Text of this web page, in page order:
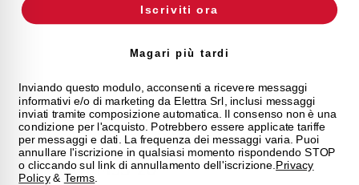
PV-QFM3S-20
Iscriviti ora
Magari più tardi
Inviando questo modulo, acconsenti a ricevere messaggi
informativi e/o di marketing da Elettra Srl, inclusi messaggi
inviati tramite composizione automatica. Il consenso non è una
condizione per l'acquisto. Potrebbero essere applicate tariffe
per messaggi e dati. La frequenza dei messaggi varia. Puoi
annullare l'iscrizione in qualsiasi momento rispondendo STOP
o cliccando sul link di annullamento dell'iscrizione. Privacy
Policy& Terms